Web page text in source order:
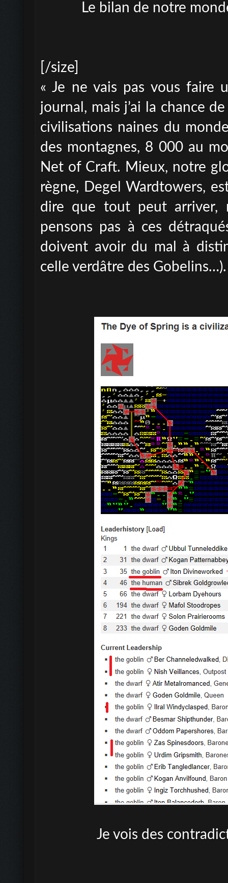
Le bilan de notre
[/size]
« Je ne vais pas vous faire
journal, mais j’ai la chance
civilisations naines du
des montagnes, 8 000 au
Net of Craft. Mieux, notre
règne, Degel Wardtowers,
dire que tout peut arriver,
pensons pas à ces
doivent avoir du mal à
celle verdâtre des Gobelins…).
Je vois des